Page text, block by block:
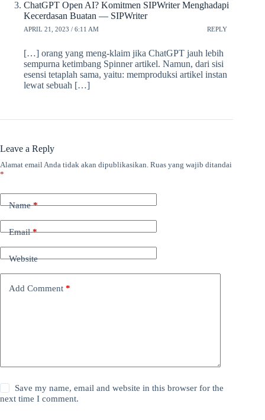
ChatGPT Open AI? Komitmen SIPWriter Menghadapi
Kecerdasan Buatan — SIPWriter
APRIL 21, 2023 / 6:11 AM REPLY
[…] orang yang meng-klaim jika ChatGPT jauh lebih
sempurna ketimbang Spinner artikel. Namun, dari sisi
esensi tetaplah sama, yaitu: memproduksi artikel instan
lewat sebuah […]
Leave a Reply
Alamat email Anda tidak akan dipublikasikan. Ruas yang wajib ditandai
*
Name*
Email*
Website
Add Comment *
Save my name, email and website in this browser for the
next time I comment.